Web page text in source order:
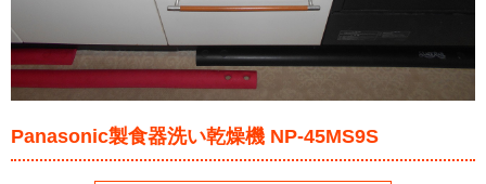
Panasonic製食器洗い乾燥機 NP-45MS9S